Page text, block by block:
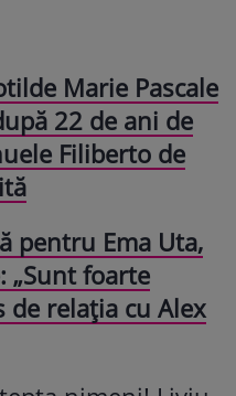
Marie Pascale
22 de ani de
Filiberto de
pentru Ema Uta,
foarte
de relația cu Alex